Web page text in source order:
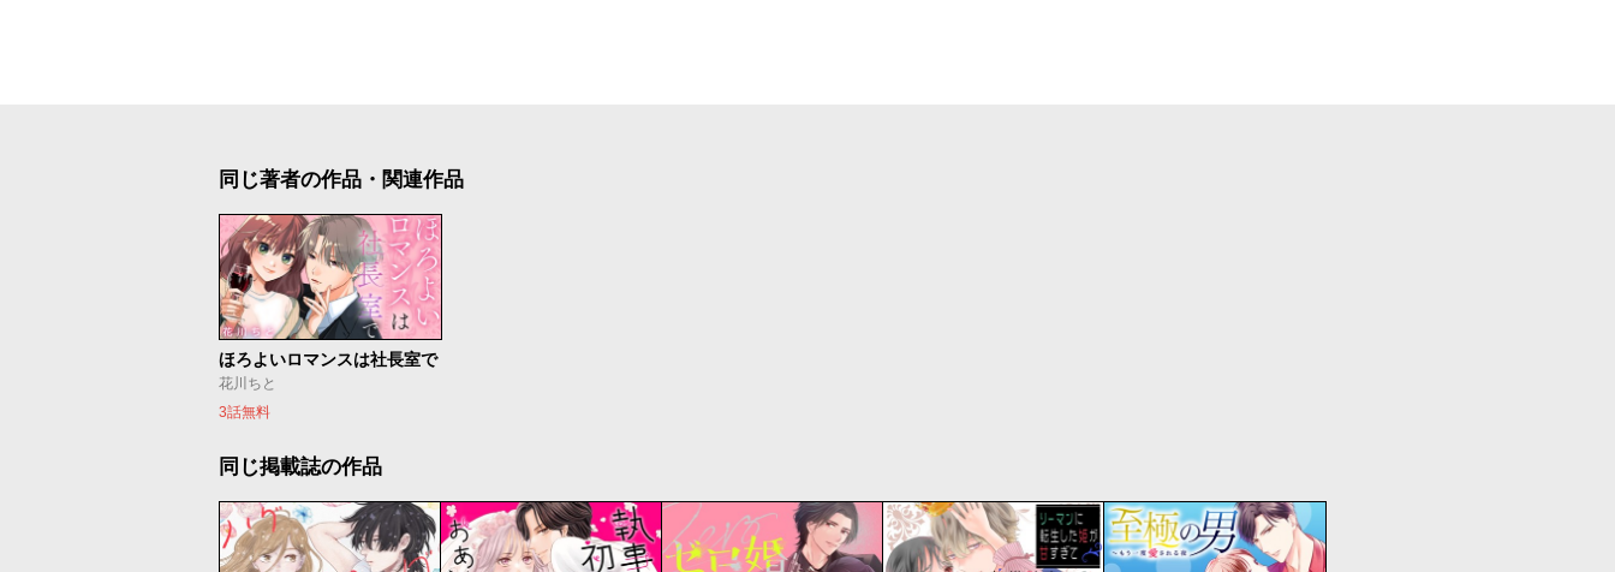
同じ著者の作品・関連作品
ほろよいロマンスは社長室で
花川ちと
3話無料
同じ掲載誌の作品